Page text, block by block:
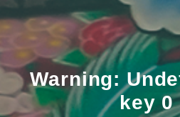
Warning:
key 0